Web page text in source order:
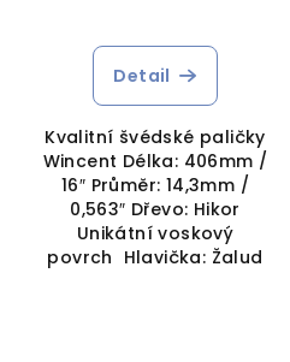
Detail
Kvalitní švédské paličky
Wincent Délka: 406mm /
16″ Průměr: 14,3mm /
0,563″ Dřevo: Hikor
Unikátní voskový
povrch Hlavička: Žalud